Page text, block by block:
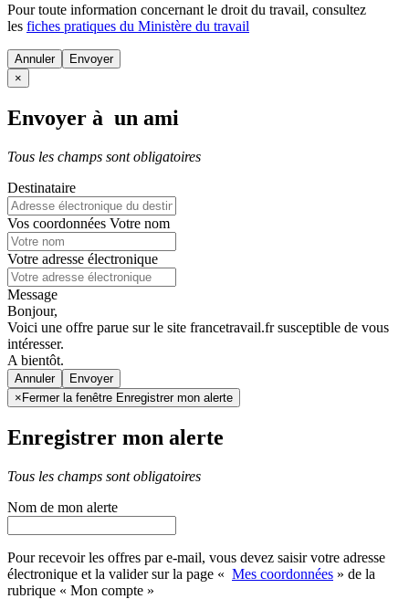
Pour toute information concernant le droit du travail, consultez
les fiches pratiques du Ministère du travail
Annuler
×
Envoyer à un ami
Tous les champs sont obligatoires
Destinataire
Vos coordonnées Votre nom
Votre adresse électronique
Message
Bonjour,
Voici une offre parue sur le site francetravail.fr susceptible de vous
intéresser.
A bientôt.
Annuler
× Fermer la fenêtre Enregistrer mon alerte
Enregistrer mon alerte
Tous les champs sont obligatoires
Nom de mon alerte
Pour recevoir les offres par e-mail, vous devez saisir votre adresse
électronique et la valider sur la page « Mes coordonnées » de la
rubrique « Mon compte »